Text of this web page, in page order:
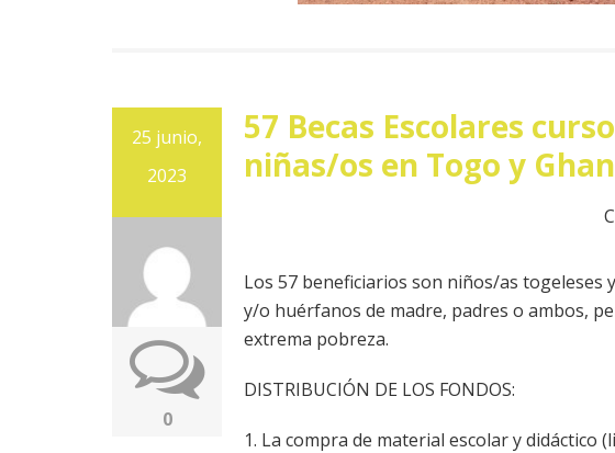
25 junio,
2023
0
57 Becas Escolares
niñas/os en Togo y
Los 57 beneficiarios son niños/as togeleses
y/o huérfanos de madre, padres o ambos,
extrema pobreza.
DISTRIBUCIÓN DE LOS FONDOS:
1. La compra de material escolar y didáctico